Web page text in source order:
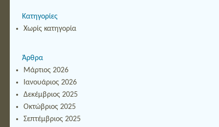
Κατηγορίες
Χωρίς κατηγορία
Άρθρα
Μάρτιος 2026
Ιανουάριος 2026
Δεκέμβριος 2025
Οκτώβριος 2025
Σεπτέμβριος 2025